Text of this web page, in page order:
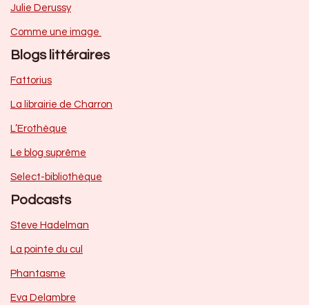
Julie Derussy
Comme une image
Blogs littéraires
Fattorius
La librairie de Charron
L’Erothèque
Le blog suprême
Select-bibliothèque
Podcasts
Steve Hadelman
La pointe du cul
Phantasme
Eva Delambre